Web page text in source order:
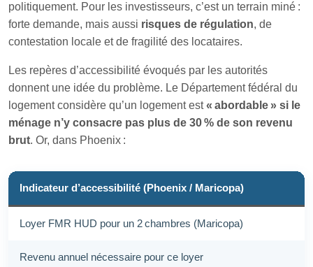
politiquement. Pour les investisseurs, c’est un terrain miné :
forte demande, mais aussi risques de régulation, de
contestation locale et de fragilité des locataires.
Les repères d’accessibilité évoqués par les autorités
donnent une idée du problème. Le Département fédéral du
logement considère qu’un logement est« abordable » si le
ménage n’y consacre pas plus de 30 % de son revenu
brut. Or, dans Phoenix :
Indicateur d’accessibilité (Phoenix / Maricopa)
Loyer FMR HUD pour un 2 chambres (Maricopa)
Revenu annuel nécessaire pour ce loyer